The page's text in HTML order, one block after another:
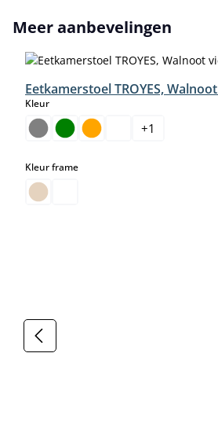
Productgalerij overslaan
Meer aanbevelingen
Eetkamerstoel TROYES,
Kleurselect
+1
Kleur frameselect